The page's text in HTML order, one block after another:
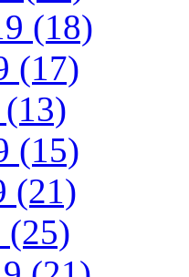
(18)
(17)
(15)
(21)
(25)